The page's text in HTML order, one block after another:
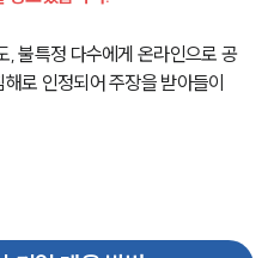
강점
률자문 기업
는 길
, 불특정 다수에게 온라인으로 공
로 인정되어 주장을 받아들이